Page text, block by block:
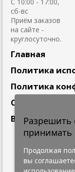
сб-вс
Приём заказов
на сайте -
круглосуточно.
Главная
Политика
Политика
Вакансии
Разрешить
принимать
Продолжая
вы